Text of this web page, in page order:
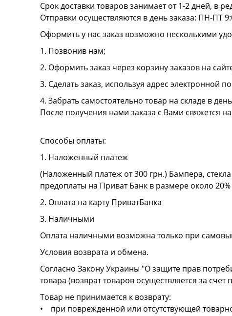
Срок доставки товаров занимает от 1-2 дней, в
Отправки осуществляются в день заказа: ПН-ПТ
Оформить у нас заказ возможно несколькими
1. Позвонив нам;
2. Оформить заказ через корзину заказов на
3. Сделать заказ, используя адрес электронной
4. Забрать самостоятельно товар на складе в
После получения нами заказа с Вами свяжется
Способы оплаты:
1. Наложенный платеж
(Наложенный платеж от 300 грн.) Бампера,
предоплаты на Приват Банк в размере около
2. Оплата на карту ПриватБанка
3. Наличными
Оплата наличными возможна только при
Условия возврата и обмена.
Согласно Закону Украины "О защите прав
товара (возврат товаров осуществляется за счет
Товар не принимается к возврату:
• при поврежденной или отсутствующей